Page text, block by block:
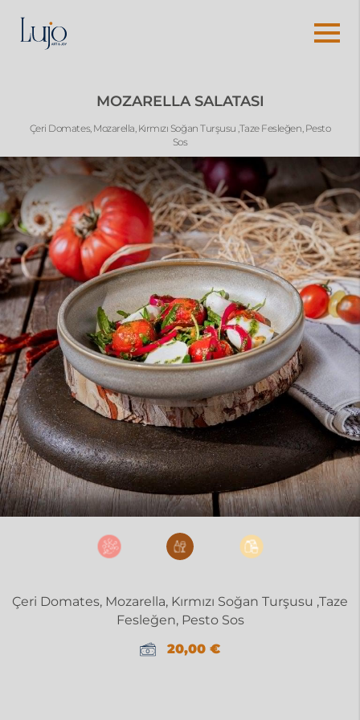
MOZARELLA SALATASI
Çeri Domates, Mozarella, Kırmızı Soğan Turşusu ,Taze Fesleğen, Pesto
Sos
Çeri Domates, Mozarella, Kırmızı Soğan Turşusu ,Taze
Fesleğen, Pesto Sos
20,00 €